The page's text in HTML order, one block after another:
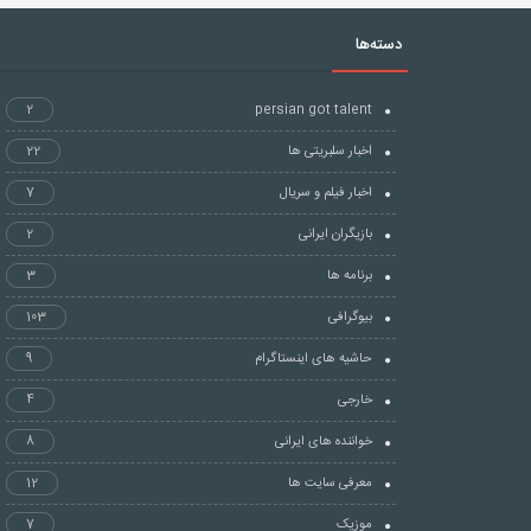
دسته‌ها
persian got talent
2
اخبار سلبریتی ها
22
اخبار فیلم و سریال
7
بازیگران ایرانی
2
برنامه ها
3
بیوگرافی
103
حاشیه های اینستاگرام
9
خارجی
4
خواننده های ایرانی
8
معرفی سایت ها
12
موزیک
7